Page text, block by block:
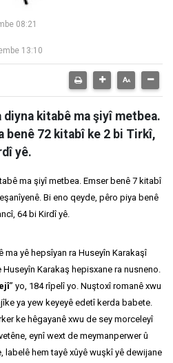
08:21
13:10
diyna kitabê ma şiyî metbea.
benê 72 kitabî ke 2 bi Tirkî,
yê.
ma şiyî metbea. Emser benê 7 kitabî
Bi eno qeyde, pêro piya benê
64 bi Kirdî yê.
yê hepsîyan ra Huseyîn Karakaşî
Karakaş hepisxane ra nusneno.
” yo, 184 rîpelî yo. Nuştoxî romanê xwu
ya yew keyeyê edetî kerda babete.
ke hêgayanê xwu de sey morceleyî
eynî wext de meymanperwer û
labelê hem tayê xûyê wuşkî yê dewijane